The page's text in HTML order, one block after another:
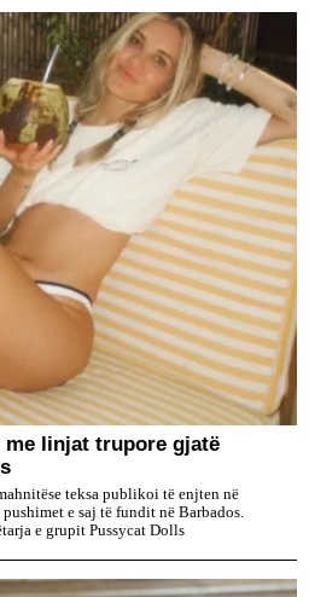
me linjat trupore gjatë
teksa publikoi të enjten në
e saj të fundit në Barbados.
e grupit Pussycat Dolls